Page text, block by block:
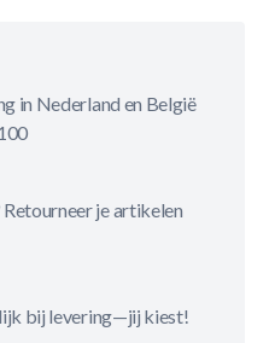
in Nederland en België
je artikelen
bij levering—jij kiest!